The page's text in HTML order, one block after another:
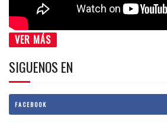
VER MÁS
SIGUENOS EN
FACEBOOK